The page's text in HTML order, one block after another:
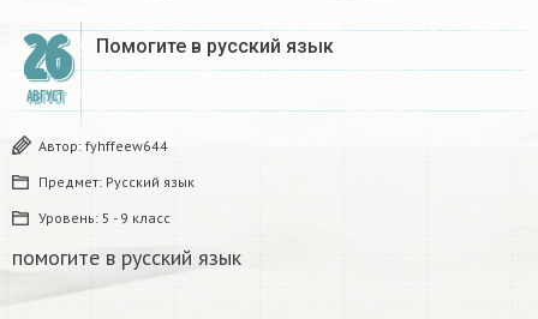
26
АВГУСТ
Помогите в русский язык​
Автор: fyhffeew644
Предмет: Русский язык
Уровень: 5 - 9 класс
помогите в русский язык​